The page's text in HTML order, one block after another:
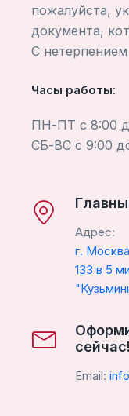
пожалуйста,
документа,
С
Часы работы:
ПН-ПТ с 8:00
СБ-ВС с 9:00
Адрес:
г.
133 в 5
сейчас!
Email: